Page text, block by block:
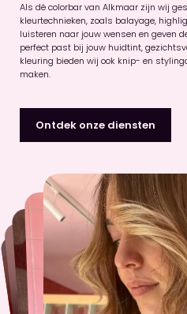
Als dé colorbar van Alkmaar zijn wij
kleurtechnieken, zoals balayage,
luisteren naar jouw wensen en geven
perfect past bij jouw huidtint,
kleuring bieden wij ook knip- en
maken.
Ontdek onze diensten